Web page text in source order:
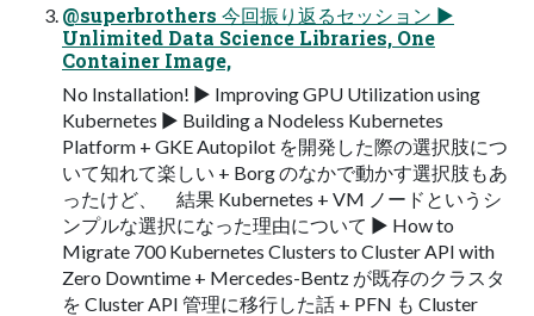
@superbrothers 今回振り返るセッション ▶
Unlimited Data Science Libraries, One
Container Image,
No Installation! ▶ Improving GPU Utilization using
Kubernetes ▶ Building a Nodeless Kubernetes
Platform + GKE Autopilot を開発した際の選択肢につ
いて知れて楽しい + Borg のなかで動かす選択肢もあ
ったけど、 結果 Kubernetes + VM ノードというシ
ンプルな選択になった理由について ▶ How to
Migrate 700 Kubernetes Clusters to Cluster API with
Zero Downtime + Mercedes-Bentz が既存のクラスタ
を Cluster API 管理に移⾏した話 + PFN も Cluster